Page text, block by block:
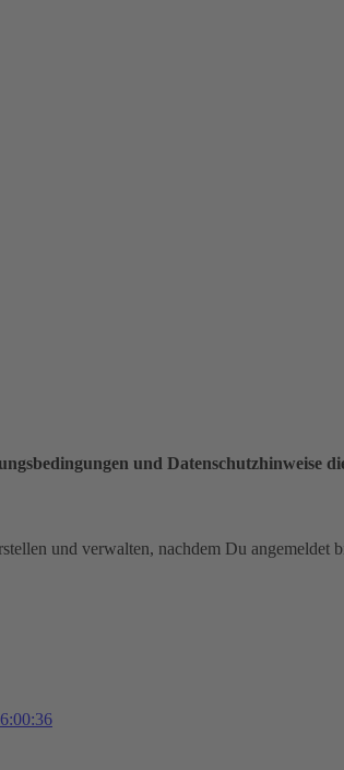
und Datenschutzhinweise
und verwalten, nachdem Du angemeldet